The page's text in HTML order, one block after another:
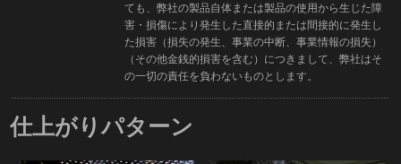
ても、弊社の製品自体または製品の使用から生じた障
害・損傷により発生した直接的または間接的に発生し
た損害（損失の発生、事業の中断、事業情報の損失）
（その他金銭的損害を含む）につきまして、弊社はそ
の一切の責任を負わないものとします。
仕上がりパターン